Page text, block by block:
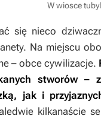
W wiosce
się nieco
Na miejscu
– obce cywilizacje.
stworów –
jak i
kilkanaście